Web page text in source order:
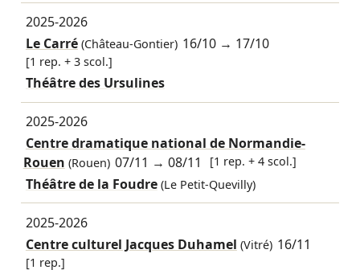
2025-2026
Le Carré(Château-Gontier) 16/10 → 17/10
[1 rep. + 3 scol.]
Théâtre des Ursulines
2025-2026
Centre dramatique national de Normandie-
Rouen (Rouen) 07/11 →08/11 [1 rep. + 4 scol.]
Théâtre de la Foudre (Le Petit-Quevilly)
2025-2026
Centre culturel Jacques Duhamel (Vitré) 16/11
[1 rep.]